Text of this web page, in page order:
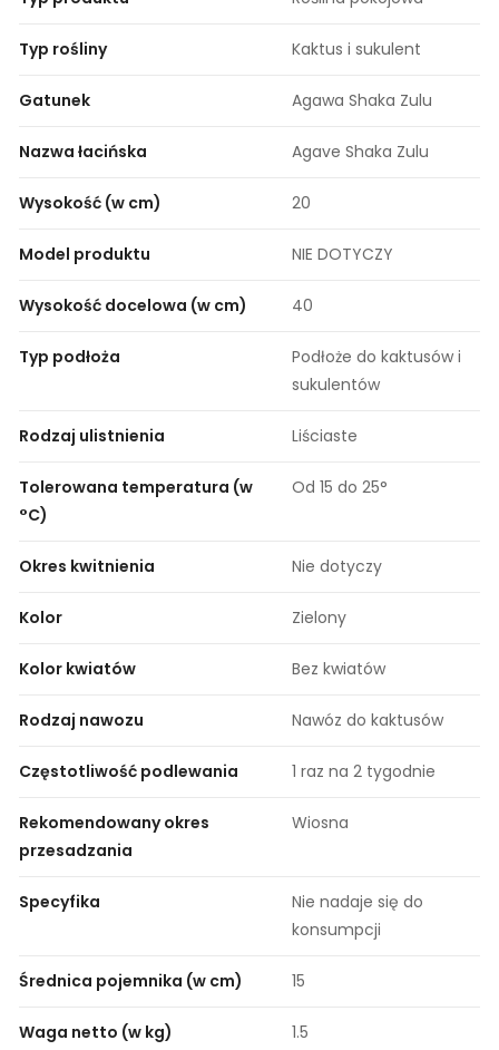
Typ rośliny Kaktus i sukulent
Gatunek Agawa Shaka Zulu
Nazwa łacińska Agave Shaka Zulu
Wysokość (w cm) 20
Model produktu NIE DOTYCZY
Wysokość docelowa (w cm) 40
Typ podłoża
Podłoże do kaktusów i
sukulentów
Rodzaj ulistnienia Liściaste
Tolerowana temperatura (w
°C)
Od 15 do 25°
Okres kwitnienia Nie dotyczy
Kolor Zielony
Kolor kwiatów Bez kwiatów
Rodzaj nawozu Nawóz do kaktusów
Częstotliwość podlewania 1 raz na 2 tygodnie
Rekomendowany okres
przesadzania
Wiosna
Specyfika
Nie nadaje się do
konsumpcji
Średnica pojemnika (w cm) 15
Waga netto (w kg) 1.5